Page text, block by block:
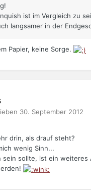
ist im Vergleich zu
langsamer in der
Papier, keine Sorge.
30. September 2012
drin, als drauf steht?
wenig Sinn...
sein sollte, ist ein weiteres